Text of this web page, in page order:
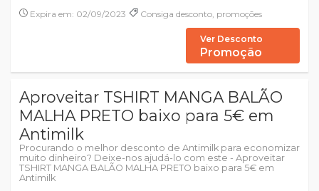
Expira em: 02/09/2023 Consiga desconto, promoções
Ver Desconto
Promoção
Aproveitar TSHIRT MANGA BALÃO
MALHA PRETO baixo para 5€ em
Antimilk
Procurando o melhor desconto de Antimilk para economizar
muito dinheiro? Deixe-nos ajudá-lo com este - Aproveitar
TSHIRT MANGA BALÃO MALHA PRETO baixo para 5€ em
Antimilk